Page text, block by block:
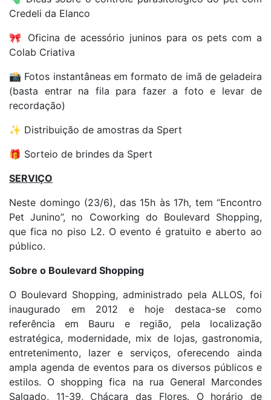
Credeli da Elanco
🎀 Oficina de acessório juninos para os pets com a
Colab Criativa
📸 Fotos instantâneas em formato de imã de geladeira
(basta entrar na fila para fazer a foto e levar de
recordação)
✨ Distribuição de amostras da Spert
🎁 Sorteio de brindes da Spert
SERVIÇO
Neste domingo (23/6), das 15h às 17h, tem “Encontro
Pet Junino”, no Coworking do Boulevard Shopping,
que fica no piso L2. O evento é gratuito e aberto ao
público.
Sobre o Boulevard Shopping
O Boulevard Shopping, administrado pela ALLOS, foi
inaugurado em 2012 e hoje destaca-se como
referência em Bauru e região, pela localização
estratégica, modernidade, mix de lojas, gastronomia,
entretenimento, lazer e serviços, oferecendo ainda
ampla agenda de eventos para os diversos públicos e
estilos. O shopping fica na rua General Marcondes
Salgado, 11-39, Chácara das Flores. O horário de